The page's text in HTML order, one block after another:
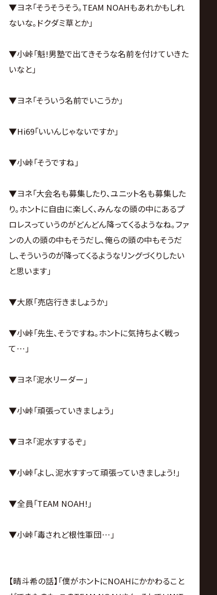
▼ヨネ｢そうそうそう｡TEAM NOAHもあれかもしれ
ないな｡ドクダミ草とか｣
▼小峠｢魁!男塾で出てきそうな名前を付けていきた
いなと｣
▼ヨネ｢そういう名前でいこうか｣
▼Hi69｢いいんじゃないですか｣
▼小峠｢そうですね｣
▼ヨネ｢大会名も募集したり､ユニット名も募集した
り｡ホントに自由に楽しく､みんなの頭の中にあるプ
ロレスっていうのがどんどん降ってくるようなね｡ファ
ンの人の頭の中もそうだし､俺らの頭の中もそうだ
し､そういうのが降ってくるようなリングづくりしたい
と思います｣
▼大原｢売店行きましょうか｣
▼小峠｢先生､そうですね｡ホントに気持ちよく戦っ
て…｣
▼ヨネ｢泥水リーダー｣
▼小峠｢頑張っていきましょう｣
▼ヨネ｢泥水すするぞ｣
▼小峠｢よし､泥水すすって頑張っていきましょう!｣
▼全員｢TEAM NOAH!｣
▼小峠｢毒されど根性軍団…｣
【晴斗希の話】｢僕がホントにNOAHにかかわること